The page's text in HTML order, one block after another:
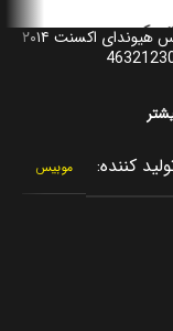
فیلتر گیربکس هیوندای اکسنت ۲۰۱۴
کننده موبیس